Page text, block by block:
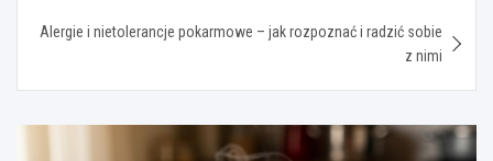
Alergie i nietolerancje pokarmowe – jak rozpoznać i radzić sobie
z nimi